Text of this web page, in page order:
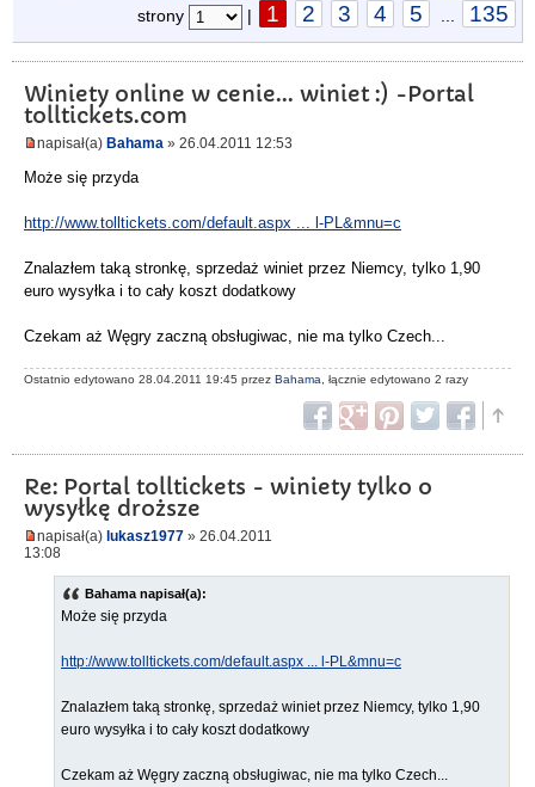
strony
| 1 2 3 4 5 135
Winiety online w cenie... winiet :) -Portal
tolltickets.com
napisał(a) Bahama » 26.04.2011 12:53
Może się przyda
http://www.tolltickets.com/default.aspx ... l-PL&mnu=c
Znalazłem taką stronkę, sprzedaż winiet przez Niemcy, tylko 1,90
euro wysyłka i to cały koszt dodatkowy
Czekam aż Węgry zaczną obsługiwac, nie ma tylko Czech...
Ostatnio edytowano 28.04.2011 19:45 przez Bahama , łącznie edytowano 2 razy
Re: Portal tolltickets - winiety tylko o
wysyłkę droższe
napisał(a) lukasz1977 » 26.04.2011
13:08
Bahama napisał(a):
Może się przyda
http://www.tolltickets.com/default.aspx ... l-PL&mnu=c
Znalazłem taką stronkę, sprzedaż winiet przez Niemcy, tylko 1,90
euro wysyłka i to cały koszt dodatkowy
Czekam aż Węgry zaczną obsługiwac, nie ma tylko Czech...